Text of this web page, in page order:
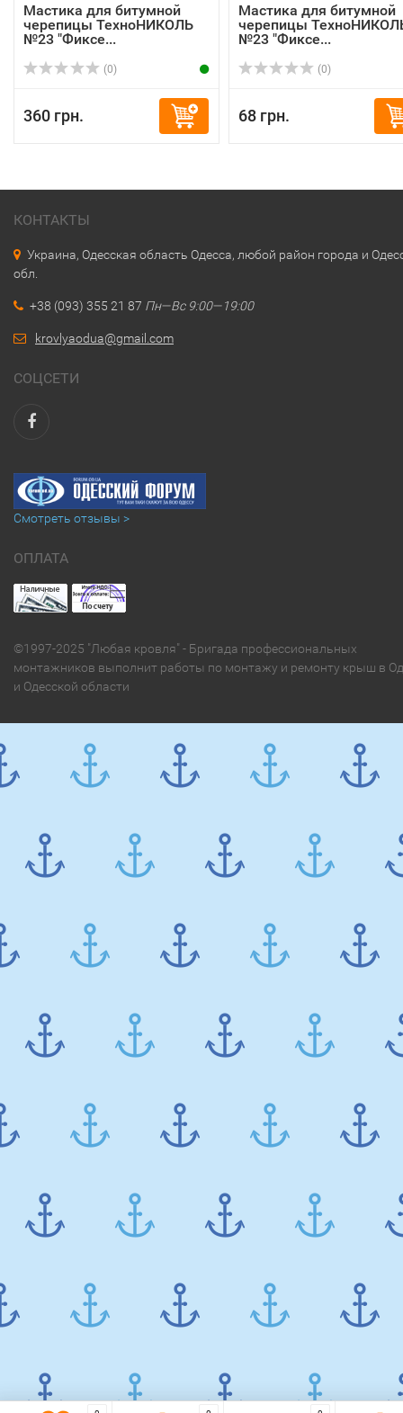
Мастика для битумной
черепицы ТехноНИКОЛЬ
№23 "Фиксе...
(0)
360 грн.
Мастика для битумной
черепицы
№23 "Фиксе...
(0)
68 грн.
КОНТАКТЫ
Украина, Одесская область Одесса, любой район города и
обл.
+38 (093) 355 21 87 Пн—Вс 9:00—19:00
krovlyaodua@gmail.com
СОЦСЕТИ
Смотреть отзывы >
ОПЛАТА
©1997-2025 "Любая кровля" - Бригада профессиональных
монтажников выполнит работы по монтажу и ремонту крыш в
и Одесской области